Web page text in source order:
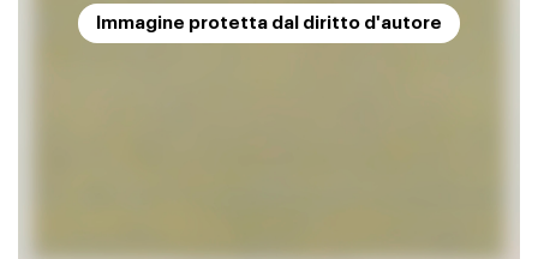
Immagine protetta dal diritto d'autore